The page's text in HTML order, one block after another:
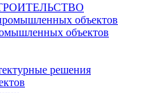
объектов
объектов
решения